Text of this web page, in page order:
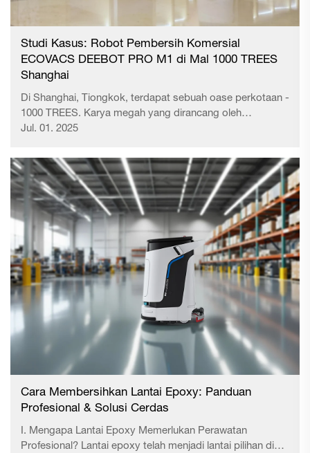
Studi Kasus: Robot Pembersih Komersial
ECOVACS DEEBOT PRO M1 di Mal 1000 TREES
Shanghai
Di Shanghai, Tiongkok, terdapat sebuah oase perkotaan -
1000 TREES. Karya megah yang dirancang oleh
perancang ternama Inggris Thomas Heatherwick ini
mendapatkan julukan 'Taman Gantung Babel-nya
Shanghai' dan predikat sebag...
Jul. 01. 2025
Cara Membersihkan Lantai Epoxy: Panduan
Profesional & Solusi Cerdas
I. Mengapa Lantai Epoxy Memerlukan Perawatan
Profesional? Lantai epoxy telah menjadi lantai pilihan di